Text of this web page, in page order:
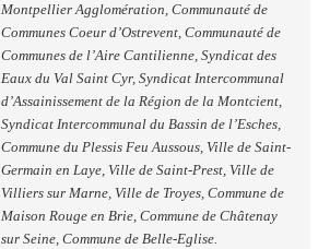
Montpellier Agglomération, Communauté de
Communes Coeur d’Ostrevent, Communauté de
Communes de l’Aire Cantilienne, Syndicat des
Eaux du Val Saint Cyr, Syndicat Intercommunal
d’Assainissement de la Région de la Montcient,
Syndicat Intercommunal du Bassin de l’Esches,
Commune du Plessis Feu Aussous, Ville de Saint-
Germain en Laye, Ville de Saint-Prest, Ville de
Villiers sur Marne, Ville de Troyes, Commune de
Maison Rouge en Brie, Commune de Châtenay
sur Seine, Commune de Belle-Eglise.